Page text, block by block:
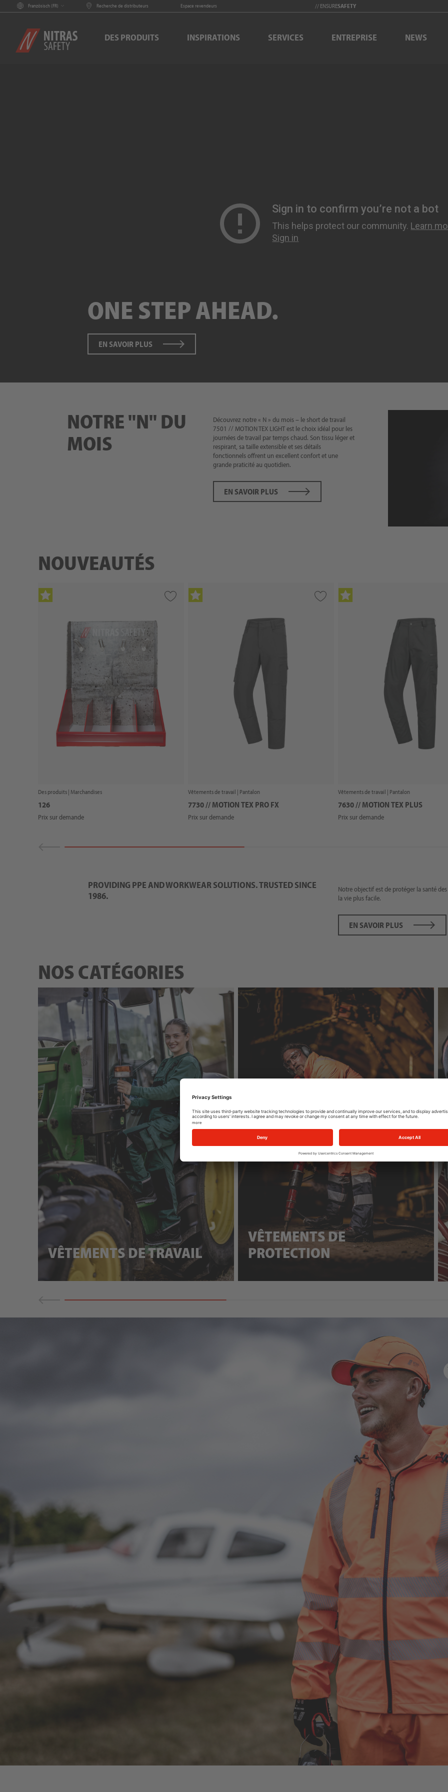
Französisch (FR) Recherche de distributeurs Espace revendeurs // ENSURESAFETY
DES PRODUITS INSPIRATIONS SERVICES ENTREPRISE NEWS
ONE STEP AHEAD.
EN SAVOIR PLUS
NOTRE "N" DU
MOIS
Découvrez notre « N » du mois – le short de travail
7501 // MOTION TEX LIGHT est le choix idéal pour les
journées de travail par temps chaud. Son tissu léger et
respirant, sa taille extensible et ses détails
fonctionnels offrent un excellent confort et une
grande praticité au quotidien.
EN SAVOIR PLUS
NOUVEAUTÉS
Des produits | Marchandises
126
Prix sur demande
Vêtements de travail | Pantalon
7730 // MOTION TEX PRO FX
Prix sur demande
Vêtements de travail | Pantalon
7630 // MOTION TEX PLUS
Prix sur demande
PROVIDING PPE AND WORKWEAR SOLUTIONS. TRUSTED SINCE
1986.
Notre objectif est de protéger la santé
la vie plus facile.
EN SAVOIR PLUS
NOS CATÉGORIES
VÊTEMENTS DE TRAVAIL
VÊTEMENTS DE
PROTECTION